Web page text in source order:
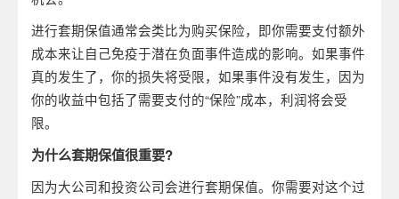
进行套期保值通常会类比为购买保险，即你需要支付额外
成本来让自己免疫于潜在负面事件造成的影响。如果事件
真的发生了，你的损失将受限，如果事件没有发生，因为
你的收益中包括了需要支付的“保险”成本，利润将会受
限。
为什么套期保值很重要?
因为大公司和投资公司会进行套期保值。你需要对这个过